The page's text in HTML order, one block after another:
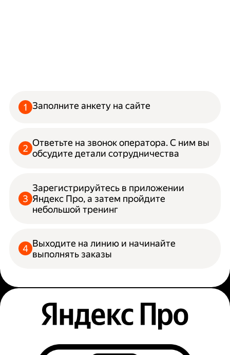
Заполните анкету на сайте
Ответьте на звонок оператора. С ним вы
обсудите детали сотрудничества
Зарегистрируйтесь в приложении
Яндекс Про, а затем пройдите
небольшой тренинг
Выходите на линию и начинайте
выполнять заказы